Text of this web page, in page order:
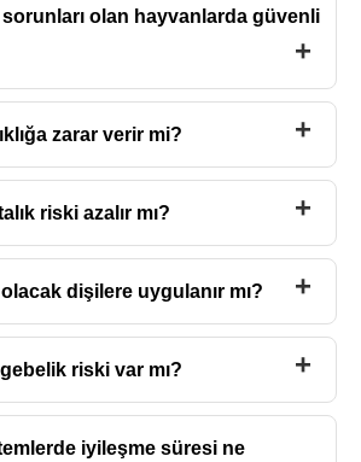
sorunları olan hayvanlarda güvenli
zarar verir mi?
riski azalır mı?
dişilere uygulanır mı?
riski var mı?
iyileşme süresi ne